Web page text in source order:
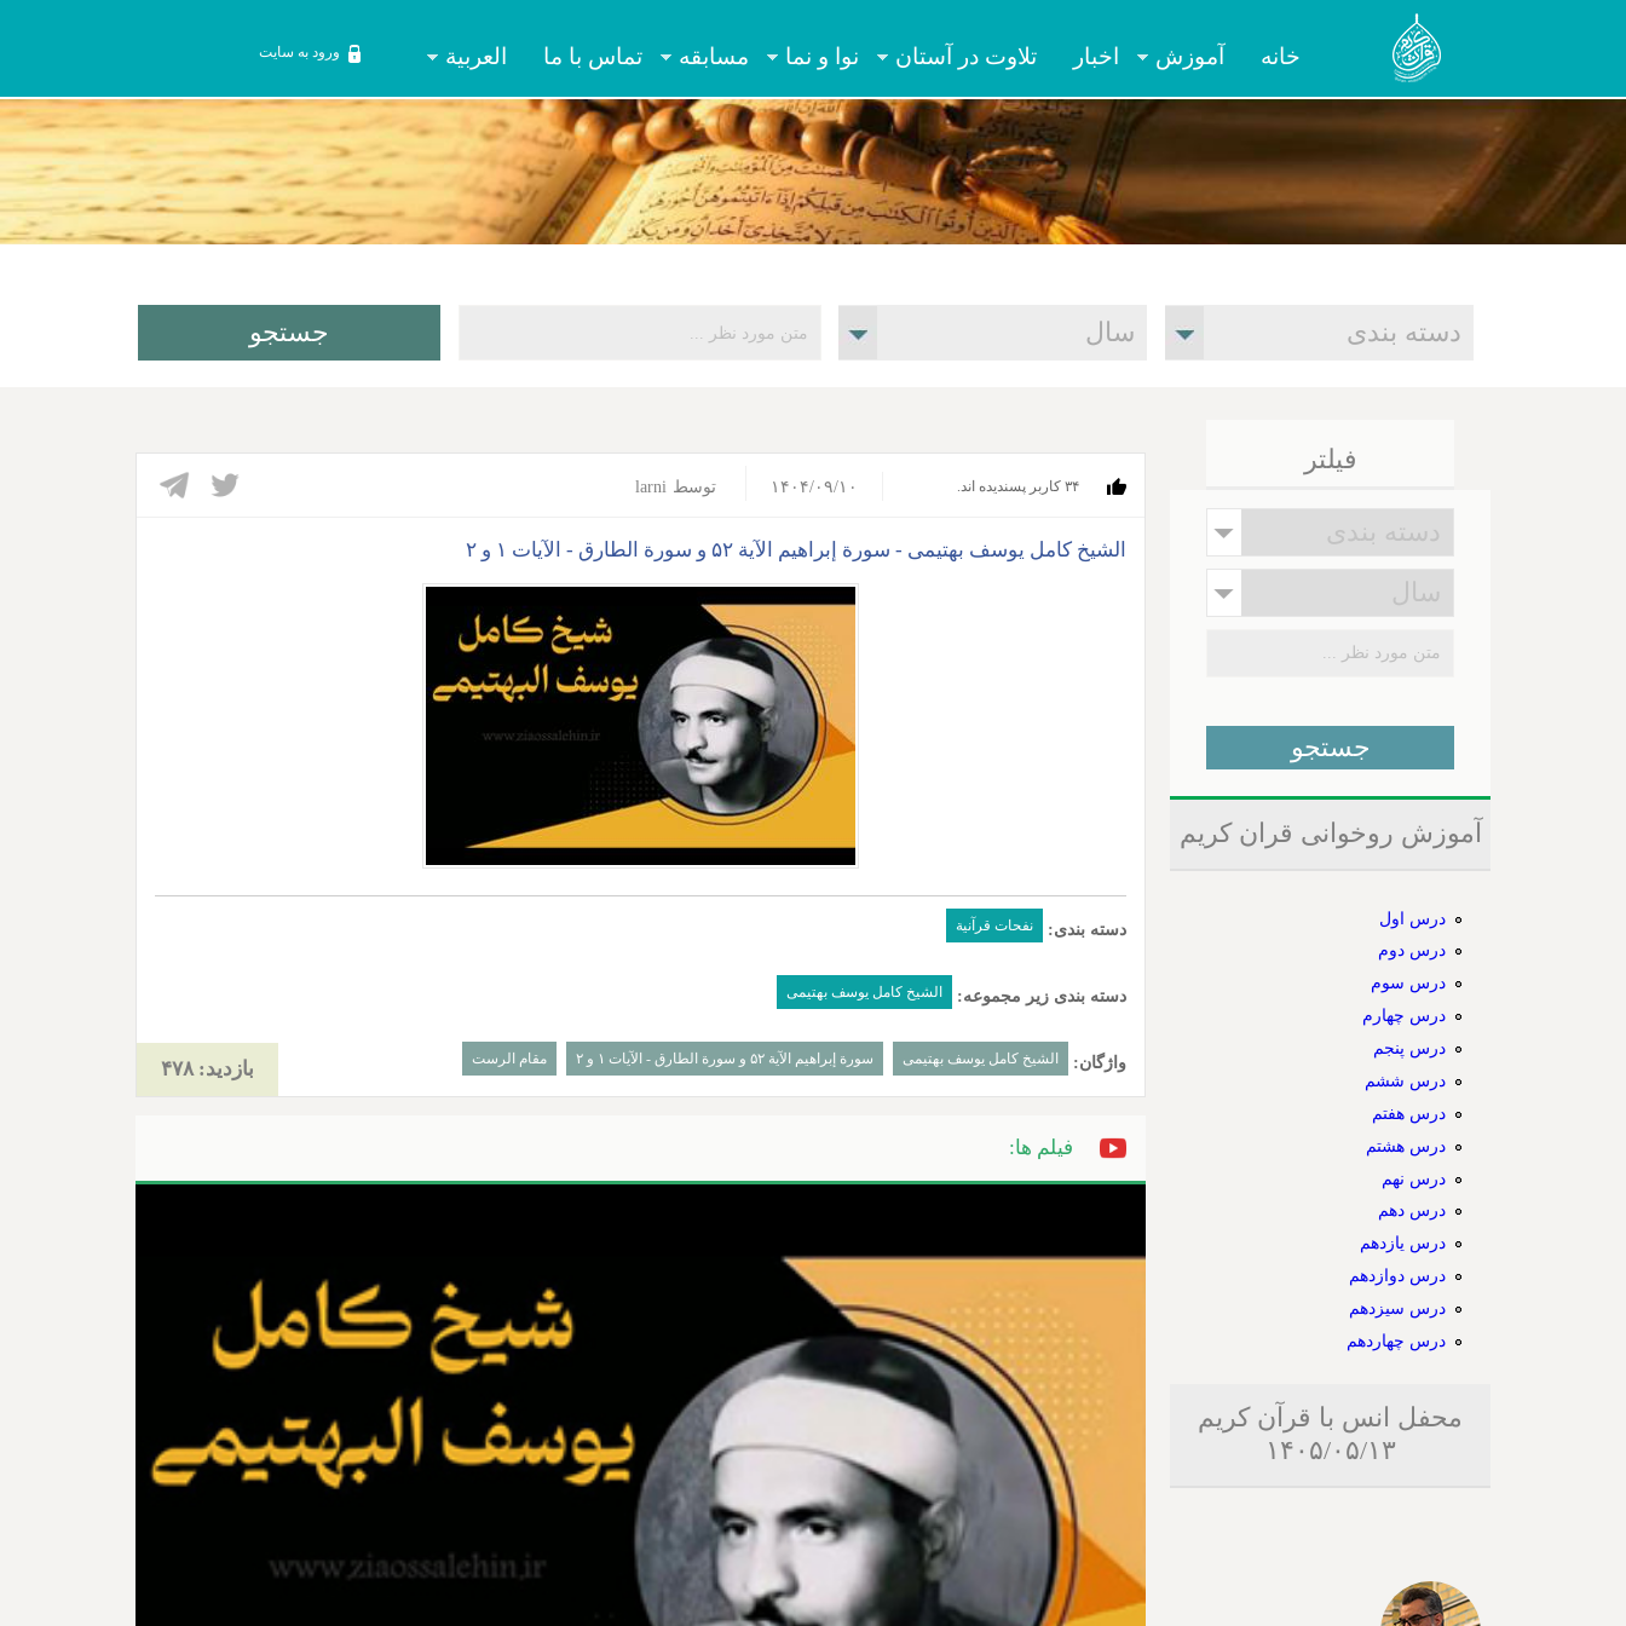
خانه آموزش اخبار تلاوت در آستان نوا و نما مسابقه تماس با ما العربیة ورود به سایت
۳۴ کاربر پسندیده اند.‎ ۱۴۰۴/۰۹/۱۰ توسط larni
الشیخ کامل یوسف بهتیمی - سورة إبراهیم الآیة ۵۲ و سورة الطارق - الآیات ۱ و ۲
دسته بندی: نفحات قرآنیة
دسته بندی زیر مجموعه: الشیخ کامل یوسف بهتیمی
واژگان: الشیخ کامل یوسف بهتیمی سورة إبراهیم الآیة ۵۲ و سورة الطارق - الآیات ۱ و ۲ مقام الرست بازدید: ۴۷۸
فیلم ها:
فیلتر
آموزش روخوانی قران کریم
درس اول
درس دوم
درس سوم
درس چهارم
درس پنجم
درس ششم
درس هفتم
درس هشتم
درس نهم
درس دهم
درس یازدهم
درس دوازدهم
درس سیزدهم
درس چهاردهم
محفل انس با قرآن کریم
۱۴۰۵/۰۵/۱۳